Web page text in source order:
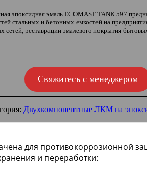
эпоксидная эмаль ECOMAST TANK 597
стальных и бетонных емкостей на
сетей, реставрации эмалевого покрытия
Свяжитесь с менеджером
Двухкомпонентные ЛКМ на
для противокоррозионной
и переработки: